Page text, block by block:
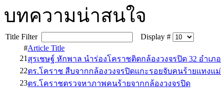
บทความน่าสนใจ
Title Filter
Display #
#Article Title
21 สุรเชษฐ์ หักพาล นำร่องโคราชติดกล้องวงจรปิด 32 อำเภ
22ตร.โคราช สืบจากกล้องวงจรปิดแกะรอยจับคนร้ายแทงแ
23ตร.โคราชตรวจหาภาพคนร้ายจากกล้องวงจรปิด